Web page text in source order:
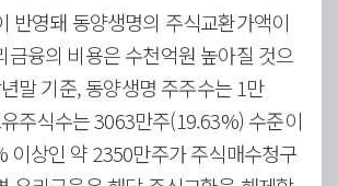
반영돼 동양생명의 주식교환가액이
금융의 비용은 수천억원 높아질 것으
말 기준, 동양생명 주주수는 1만
주식수는 3063만주(19.63%) 수준이
이상인 약 2350만주가 주식매수청구